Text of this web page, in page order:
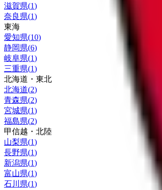
滋賀県(1)
奈良県(1)
東海
愛知県(10)
静岡県(6)
岐阜県(1)
三重県(1)
北海道・東北
北海道(2)
青森県(2)
宮城県(1)
福島県(2)
甲信越・北陸
山梨県(1)
長野県(1)
新潟県(1)
富山県(1)
石川県(1)